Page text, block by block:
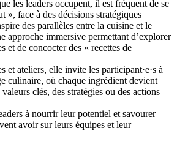
les leaders occupent, il est fréquent de se
», face à des décisions stratégiques
des parallèles entre la cuisine et le
approche immersive permettant d’explorer
et de concocter des « recettes de
et ateliers, elle invite les participant·e·s à
culinaire, où chaque ingrédient devient
clés, des stratégies ou des actions
à nourrir leur potentiel et savourer
avoir sur leurs équipes et leur